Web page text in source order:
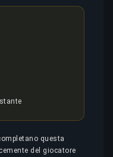
questa
del giocatore